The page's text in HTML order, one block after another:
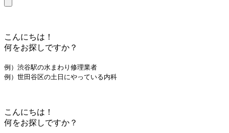
こんにちは！
何をお探しですか？
例）渋谷駅の水まわり修理業者
例）世田谷区の土日にやっている内科
こんにちは！
何をお探しですか？